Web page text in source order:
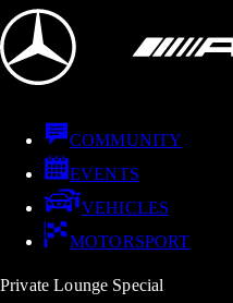
COMMUNITY
EVENTS
VEHICLES
MOTORSPORT
Private Lounge Special